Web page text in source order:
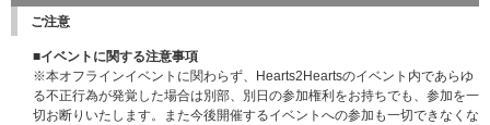
第1回応募
＜応募期間＞
2026年7月3日(金)11:00 ～ 2026年7月10日(金)9:59
＜当落発表＞
2026年7月14日(火)20:00以降順次
メンバー全員ハイタッチ会＋冒頭メンバー挨拶時のみ動画・写真撮影タイム
※メンバー全員によるハイタッチ会にご参加いただけます。
※主催者がハイタッチ会冒頭に指定する時間内のみ動画・写真撮影が可能で
す。指定時間は予告なく変更となる場合がございます。
※撮影に使用できる機器はスマートフォンのみです。カメラやタブレット、
ご注意
■イベントに関する注意事項
※本オフラインイベントに関わらず、Hearts2Heartsのイベント内であらゆ
る不正行為が発覚した場合は別部、別日の参加権利をお持ちでも、参加を一
切お断りいたします。また今後開催するイベントへの参加も一切できなくな